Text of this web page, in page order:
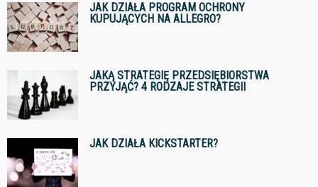
JAK DZIAŁA PROGRAM OCHRONY
KUPUJĄCYCH NA ALLEGRO?
JAKĄ STRATEGIĘ PRZEDSIĘBIORSTWA
PRZYJĄĆ? 4 RODZAJE STRATEGII
JAK DZIAŁA KICKSTARTER?